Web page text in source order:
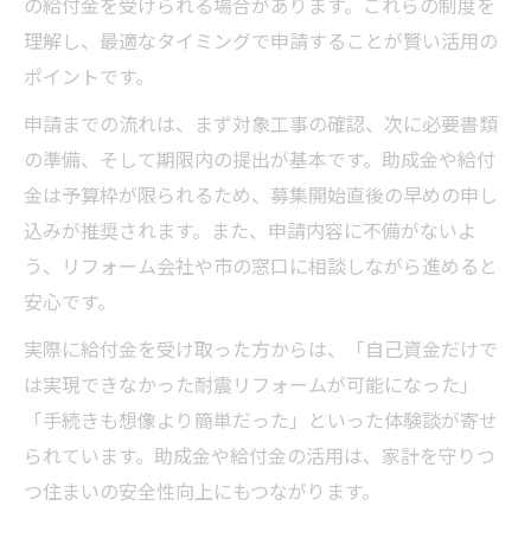
の給付金を受けられる場合があります。これらの制度を
理解し、最適なタイミングで申請することが賢い活用の
ポイントです。
申請までの流れは、まず対象工事の確認、次に必要書類
の準備、そして期限内の提出が基本です。助成金や給付
金は予算枠が限られるため、募集開始直後の早めの申し
込みが推奨されます。また、申請内容に不備がないよ
う、リフォーム会社や市の窓口に相談しながら進めると
安心です。
実際に給付金を受け取った方からは、「自己資金だけで
は実現できなかった耐震リフォームが可能になった」
「手続きも想像より簡単だった」といった体験談が寄せ
られています。助成金や給付金の活用は、家計を守りつ
つ住まいの安全性向上にもつながります。